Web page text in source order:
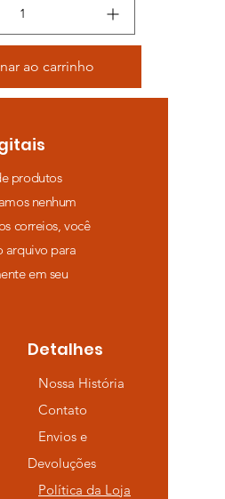
ao carrinho
produtos
nenhum
correios, você
arquivo para
em seu
Detalhes
Nossa História
Contato
Envios e
Devoluções
Política da Loja